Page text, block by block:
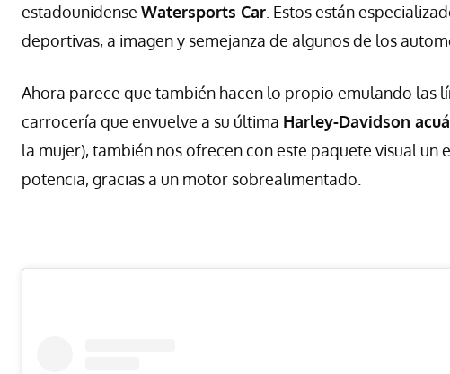
estadounidense Watersports Car . Estos están
deportivas, a imagen y semejanza de algunos de los
Ahora parece que también hacen lo propio emulando las
carrocería que envuelve a su última Harley-Davidson
la mujer), también nos ofrecen con este paquete visual un
potencia, gracias a un motor sobrealimentado.